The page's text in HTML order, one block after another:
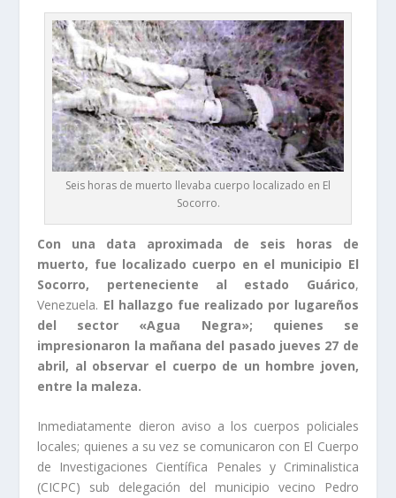
Seis horas de muerto llevaba cuerpo localizado en El
Socorro.
Con una data aproximada de seis horas de
muerto, fue localizado cuerpo en el municipio El
Socorro, perteneciente al estado Guárico,
Venezuela. El hallazgo fue realizado por lugareños
del sector «Agua Negra»; quienes se
impresionaron la mañana del pasado jueves 27 de
abril, al observar el cuerpo de un hombre joven,
entre la maleza.
Inmediatamente dieron aviso a los cuerpos policiales
locales; quienes a su vez se comunicaron con El Cuerpo
de Investigaciones Científica Penales y Criminalistica
(CICPC) sub delegación del municipio vecino Pedro